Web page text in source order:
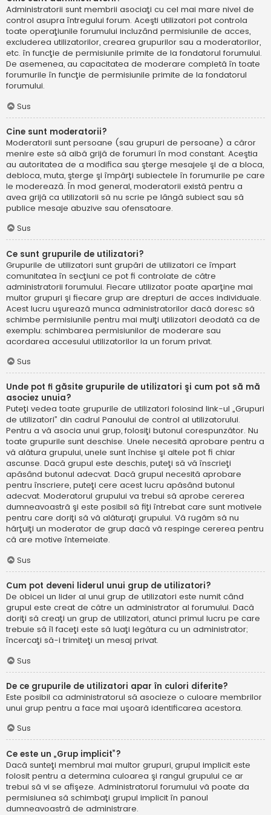
Administratorii sunt membrii asociaţi cu cel mai mare nivel de
control asupra întregului forum. Aceşti utilizatori pot controla
toate operaţiunile forumului incluzând permisiunile de acces,
excluderea utilizatorilor, crearea grupurilor sau a moderatorilor,
etc. în funcţie de permisiunile primite de la fondatorul forumului.
De asemenea, au capacitatea de moderare completă în toate
forumurile în funcţie de permisiunile primite de la fondatorul
forumului.
Sus
Cine sunt moderatorii?
Moderatorii sunt persoane (sau grupuri de persoane) a căror
menire este să aibă grijă de forumuri în mod constant. Aceştia
au autoritatea de a modifica sau şterge mesajele şi de a bloca,
debloca, muta, şterge şi împărţi subiectele în forumurile pe care
le moderează. În mod general, moderatorii există pentru a
avea grijă ca utilizatorii să nu scrie pe lângă subiect sau să
publice mesaje abuzive sau ofensatoare.
Sus
Ce sunt grupurile de utilizatori?
Grupurile de utilizatori sunt grupări de utilizatori ce împart
comunitatea în secţiuni ce pot fi controlate de către
administratorii forumului. Fiecare utilizator poate aparţine mai
multor grupuri şi fiecare grup are drepturi de acces individuale.
Acest lucru uşurează munca administratorilor dacă doresc să
schimbe permisiunile pentru mai mulţi utilizatori deodată ca de
exemplu: schimbarea permisiunilor de moderare sau
acordarea accesului utilizatorilor la un forum privat.
Sus
Unde pot fi găsite grupurile de utilizatori şi cum pot să mă
asociez unuia?
Puteţi vedea toate grupurile de utilizatori folosind link-ul „Grupuri
de utilizatori” din cadrul Panoului de control al utilizatorului.
Pentru a vă asocia unui grup, folosiţi butonul corespunzător. Nu
toate grupurile sunt deschise. Unele necesită aprobare pentru a
vă alătura grupului, unele sunt închise şi altele pot fi chiar
ascunse. Dacă grupul este deschis, puteţi să vă înscrieţi
apăsând butonul adecvat. Dacă grupul necesită aprobare
pentru înscriere, puteţi cere acest lucru apăsând butonul
adecvat. Moderatorul grupului va trebui să aprobe cererea
dumneavoastră şi este posibil să fiţi întrebat care sunt motivele
pentru care doriţi să vă alăturaţi grupului. Vă rugăm să nu
hărţuiţi un moderator de grup dacă vă respinge cererea pentru
că are motive întemeiate.
Sus
Cum pot deveni liderul unui grup de utilizatori?
De obicei un lider al unui grup de utilizatori este numit când
grupul este creat de către un administrator al forumului. Dacă
doriţi să creaţi un grup de utilizatori, atunci primul lucru pe care
trebuie să îl faceţi este să luaţi legătura cu un administrator;
încercaţi să-i trimiteţi un mesaj privat.
Sus
De ce grupurile de utilizatori apar în culori diferite?
Este posibil ca administratorul să asocieze o culoare membrilor
unui grup pentru a face mai uşoară identificarea acestora.
Sus
Ce este un „Grup implicit”?
Dacă sunteţi membrul mai multor grupuri, grupul implicit este
folosit pentru a determina culoarea şi rangul grupului ce ar
trebui să vi se afişeze. Administratorul forumului vă poate da
permisiunea să schimbaţi grupul implicit în panoul
dumneavoastră de administrare.